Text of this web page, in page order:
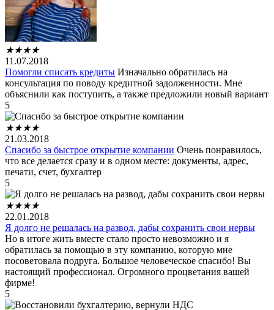
★★★★
11.07.2018
Помогли списать кредиты Изначально обратилась на
консультация по поводу кредитной задолженности. Мне
объяснили как поступить, а также предложили новый вариант
5
★★★★
21.03.2018
Спасибо за быстрое открытие компании Очень понравилось,
что все делается сразу и в одном месте: документы, адрес,
печати, счет, бухгалтер
5
★★★★
22.01.2018
Я долго не решалась на развод, дабы сохранить свои нервы
Но в итоге жить вместе стало просто невозможно и я
обратилась за помощью в эту компанию, которую мне
посоветовала подруга. Большое человеческое спасибо! Вы
настоящий профессионал. Огромного процветания вашей
фирме!
5